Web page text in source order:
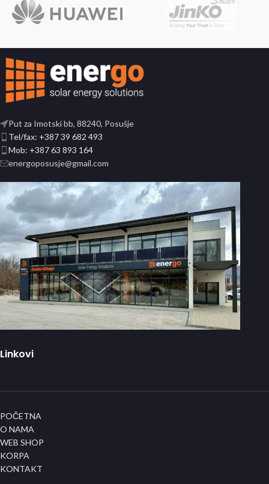
Put za Imotski bb, 88240, Posušje
Tel/fax: +387 39 682 493
Mob: +387 63 893 164
energoposusje@gmail.com
Linkovi
POČETNA
O NAMA
WEB SHOP
KORPA
KONTAKT